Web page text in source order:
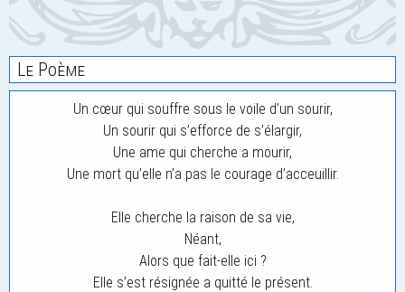
Le Poème
Un cœur qui souffre sous le voile d’un sourir,
Un sourir qui s’efforce de s’élargir,
Une ame qui cherche a mourir,
Une mort qu’elle n’a pas le courage d’acceuillir.
Elle cherche la raison de sa vie,
Néant,
Alors que fait-elle ici ?
Elle s’est résignée a quitté le présent.